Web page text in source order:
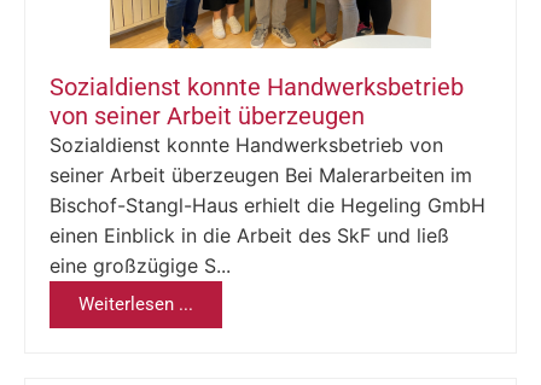
Sozialdienst konnte Handwerksbetrieb
von seiner Arbeit überzeugen
Sozialdienst konnte Handwerksbetrieb von
seiner Arbeit überzeugen Bei Malerarbeiten im
Bischof-Stangl-Haus erhielt die Hegeling GmbH
einen Einblick in die Arbeit des SkF und ließ
eine großzügige S...
Weiterlesen ...